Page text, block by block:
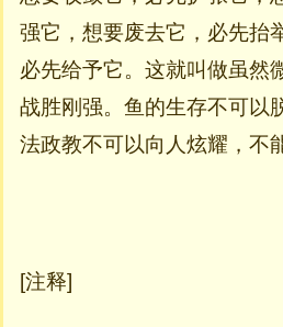
强它，想要废去它，必先抬
必先给予它。这就叫做虽然
战胜刚强。鱼的生存不可以
法政教不可以向人炫耀，不
[注释]